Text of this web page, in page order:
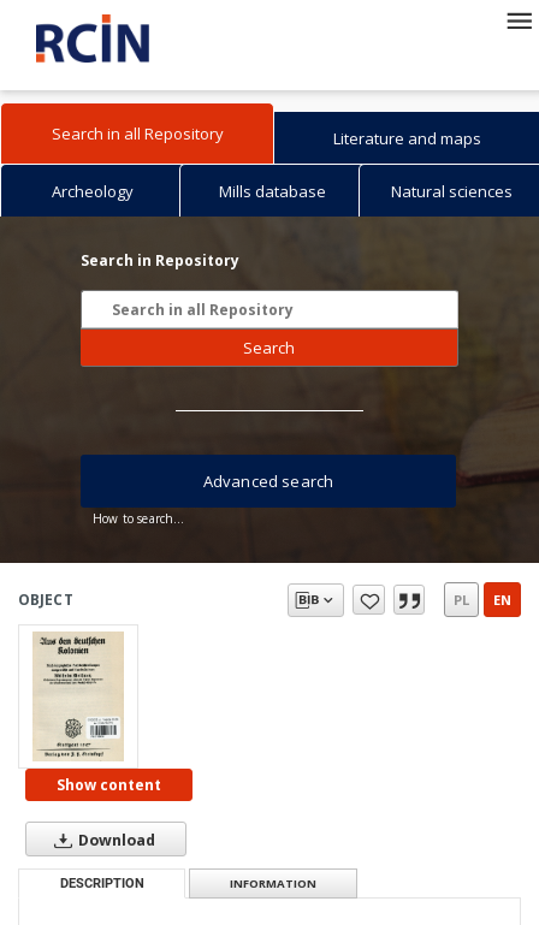
Search in all Repository Literature and maps
Archeology Mills database Natural sciences
Search in Repository
Search
How to search...
Advanced search
OBJECT PL EN
Show content
Download
DESCRIPTION INFORMATION